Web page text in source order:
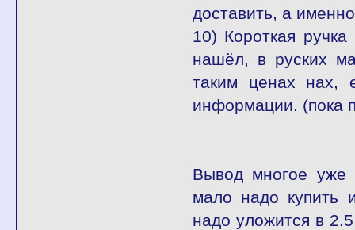
доставить, а
10) Короткая
нашёл, в руских
таким ценах нах,
информации. (пока
Вывод многое уже
мало надо купить
надо уложится в